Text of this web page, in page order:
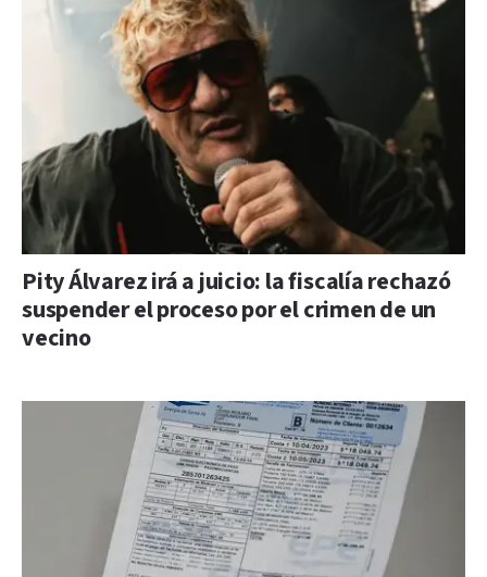
Pity Álvarez irá a juicio: la fiscalía rechazó
suspender el proceso por el crimen de un
vecino